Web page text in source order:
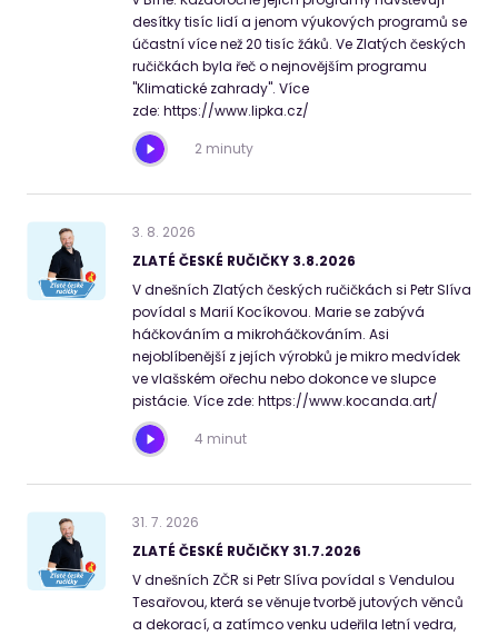
desítky tisíc lidí a jenom výukových programů se
účastní více než 20 tisíc žáků. Ve Zlatých českých
ručičkách byla řeč o nejnovějším programu
"Klimatické zahrady". Více
zde: https://www.lipka.cz/
2 minuty
3. 8. 2026
ZLATÉ ČESKÉ RUČIČKY 3.8.2026
V dnešních Zlatých českých ručičkách si Petr Slíva
povídal s Marií Kocíkovou. Marie se zabývá
háčkováním a mikroháčkováním. Asi
nejoblíbenější z jejích výrobků je mikro medvídek
ve vlašském ořechu nebo dokonce ve slupce
pistácie. Více zde: https://www.kocanda.art/
4 minut
31. 7. 2026
ZLATÉ ČESKÉ RUČIČKY 31.7.2026
V dnešních ZČR si Petr Slíva povídal s Vendulou
Tesařovou, která se věnuje tvorbě jutových věnců
a dekorací, a zatímco venku udeřila letní vedra,